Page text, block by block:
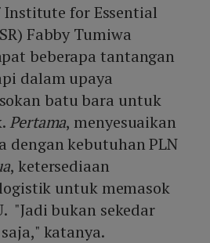
for Essential
Fabby Tumiwa
beberapa tantangan
dalam upaya
batu bara untuk
Pertama, menyesuaikan
dengan kebutuhan PLN
, ketersediaan
untuk memasok
"Jadi bukan sekedar
katanya.